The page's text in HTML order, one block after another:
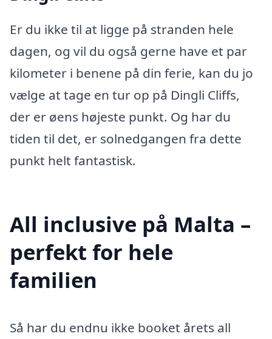
Er du ikke til at ligge på stranden hele
dagen, og vil du også gerne have et par
kilometer i benene på din ferie, kan du jo
vælge at tage en tur op på Dingli Cliffs,
der er øens højeste punkt. Og har du
tiden til det, er solnedgangen fra dette
punkt helt fantastisk.
All inclusive på Malta –
perfekt for hele
familien
Så har du endnu ikke booket årets all